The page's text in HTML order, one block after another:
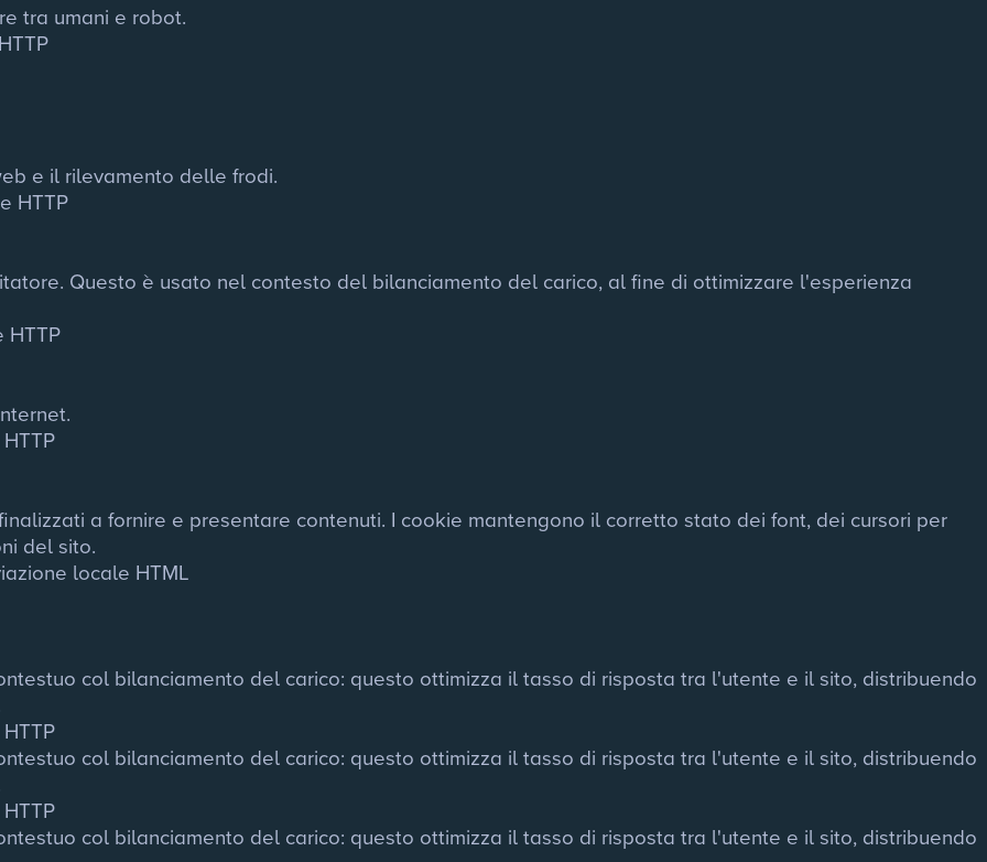
tra umani e robot.
e il rilevamento delle frodi.
HTTP
Questo è usato nel contesto del bilanciamento del carico, al fine di ottimizzare l'esperienza
HTTP
a fornire e presentare contenuti. I cookie mantengono il corretto stato dei font, dei cursori per
del sito.
locale HTML
col bilanciamento del carico: questo ottimizza il tasso di risposta tra l'utente e il sito, distribuendo
col bilanciamento del carico: questo ottimizza il tasso di risposta tra l'utente e il sito, distribuendo
col bilanciamento del carico: questo ottimizza il tasso di risposta tra l'utente e il sito, distribuendo